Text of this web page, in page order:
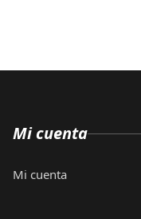
Mi cuenta
Mi cuenta